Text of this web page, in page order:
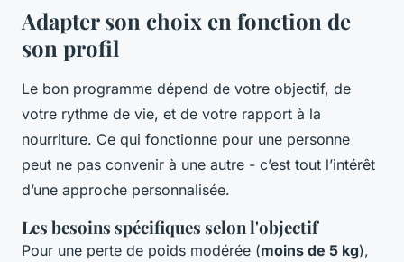
Adapter son choix en fonction de
son profil
Le bon programme dépend de votre objectif, de
votre rythme de vie, et de votre rapport à la
nourriture. Ce qui fonctionne pour une personne
peut ne pas convenir à une autre - c’est tout l’intérêt
d’une approche personnalisée.
Les besoins spécifiques selon l'objectif
Pour une perte de poids modérée (moins de 5 kg),